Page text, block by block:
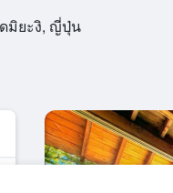
ดมิยะงิ, ญี่ปุ่น